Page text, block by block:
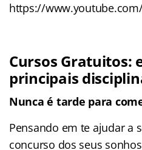
https://
Cursos Gratuitos:
principais
Nunca é tarde para
Pensando em te ajudar a
concurso dos seus